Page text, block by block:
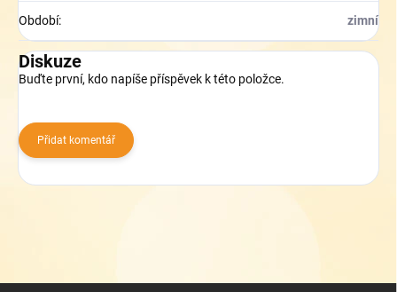
Období: zimní
Diskuze
Buďte první, kdo napíše příspěvek k této položce.
Přidat komentář